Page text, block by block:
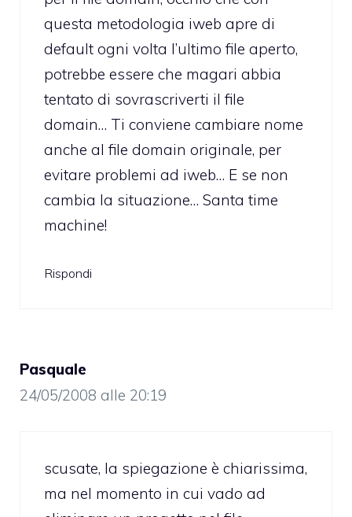
questa metodologia iweb apre di
default ogni volta l’ultimo file aperto,
potrebbe essere che magari abbia
tentato di sovrascriverti il file
domain… Ti conviene cambiare nome
anche al file domain originale, per
evitare problemi ad iweb… E se non
cambia la situazione… Santa time
machine!
Rispondi
Pasquale
24/05/2008 alle 20:19
scusate, la spiegazione è chiarissima,
ma nel momento in cui vado ad